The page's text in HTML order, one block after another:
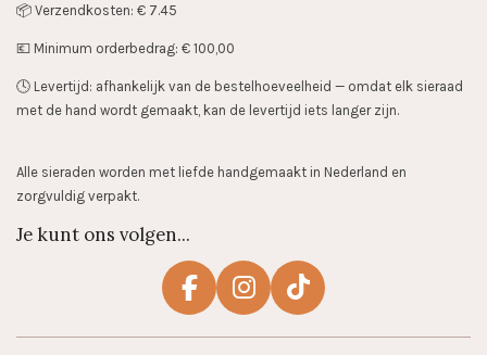
📦 Verzendkosten: € 7.45
💶 Minimum orderbedrag: € 100,00
🕓 Levertijd: afhankelijk van de bestelhoeveelheid — omdat elk sieraad
met de hand wordt gemaakt, kan de levertijd iets langer zijn.
Alle sieraden worden met liefde handgemaakt in Nederland en
zorgvuldig verpakt.
Je kunt ons volgen...
F
I
T